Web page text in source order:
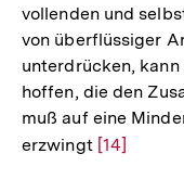
vollenden und
von überflüssiger
unterdrücken,
hoffen, die den
muß auf eine
erzwingt Zur
[14]